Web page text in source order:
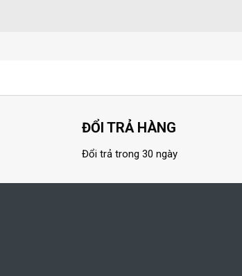
ĐỔI TRẢ HÀNG
Đổi trả trong 30 ngày